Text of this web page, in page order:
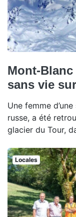
Mont-
sans vie
Une femme
russe, a été
glacier du Tour,
Locales